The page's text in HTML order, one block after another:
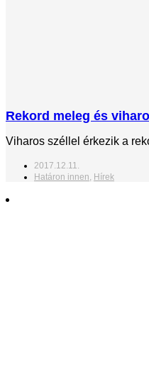
Rekord meleg és
Viharos széllel érkezik a
2017.12.11.
Határon innen, Hírek